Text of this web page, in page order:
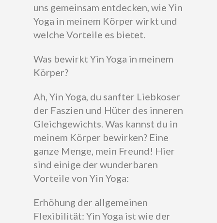
uns gemeinsam entdecken, wie Yin
Yoga in meinem Körper wirkt und
welche Vorteile es bietet.
Was bewirkt Yin Yoga in meinem
Körper?
Ah, Yin Yoga, du sanfter Liebkoser
der Faszien und Hüter des inneren
Gleichgewichts. Was kannst du in
meinem Körper bewirken? Eine
ganze Menge, mein Freund! Hier
sind einige der wunderbaren
Vorteile von Yin Yoga:
Erhöhung der allgemeinen
Flexibilität: Yin Yoga ist wie der